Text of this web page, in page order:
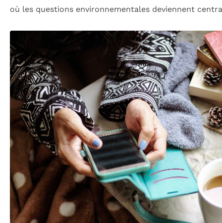
où les questions environnementales deviennent